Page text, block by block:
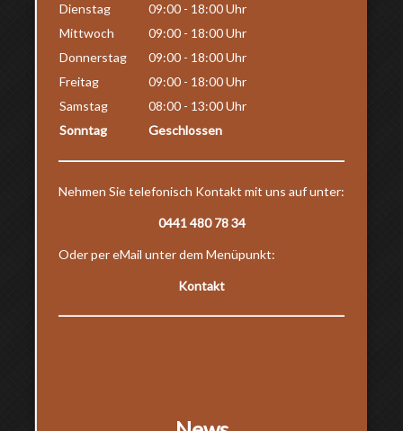
Dienstag
09:00 - 18:00 Uhr
Mittwoch
09:00 - 18:00 Uhr
Donnerstag
09:00 - 18:00 Uhr
Freitag
09:00 - 18:00 Uhr
Samstag
08:00 - 13:00 Uhr
Sonntag
Geschlossen
Nehmen Sie telefonisch Kontakt mit uns auf unter:
0441 480 78 34
Oder per eMail unter dem Menüpunkt:
Kontakt